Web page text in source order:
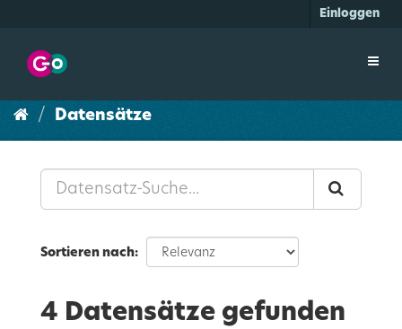
Einloggen
Datensätze
Sortieren nach
4 Datensätze gefunden